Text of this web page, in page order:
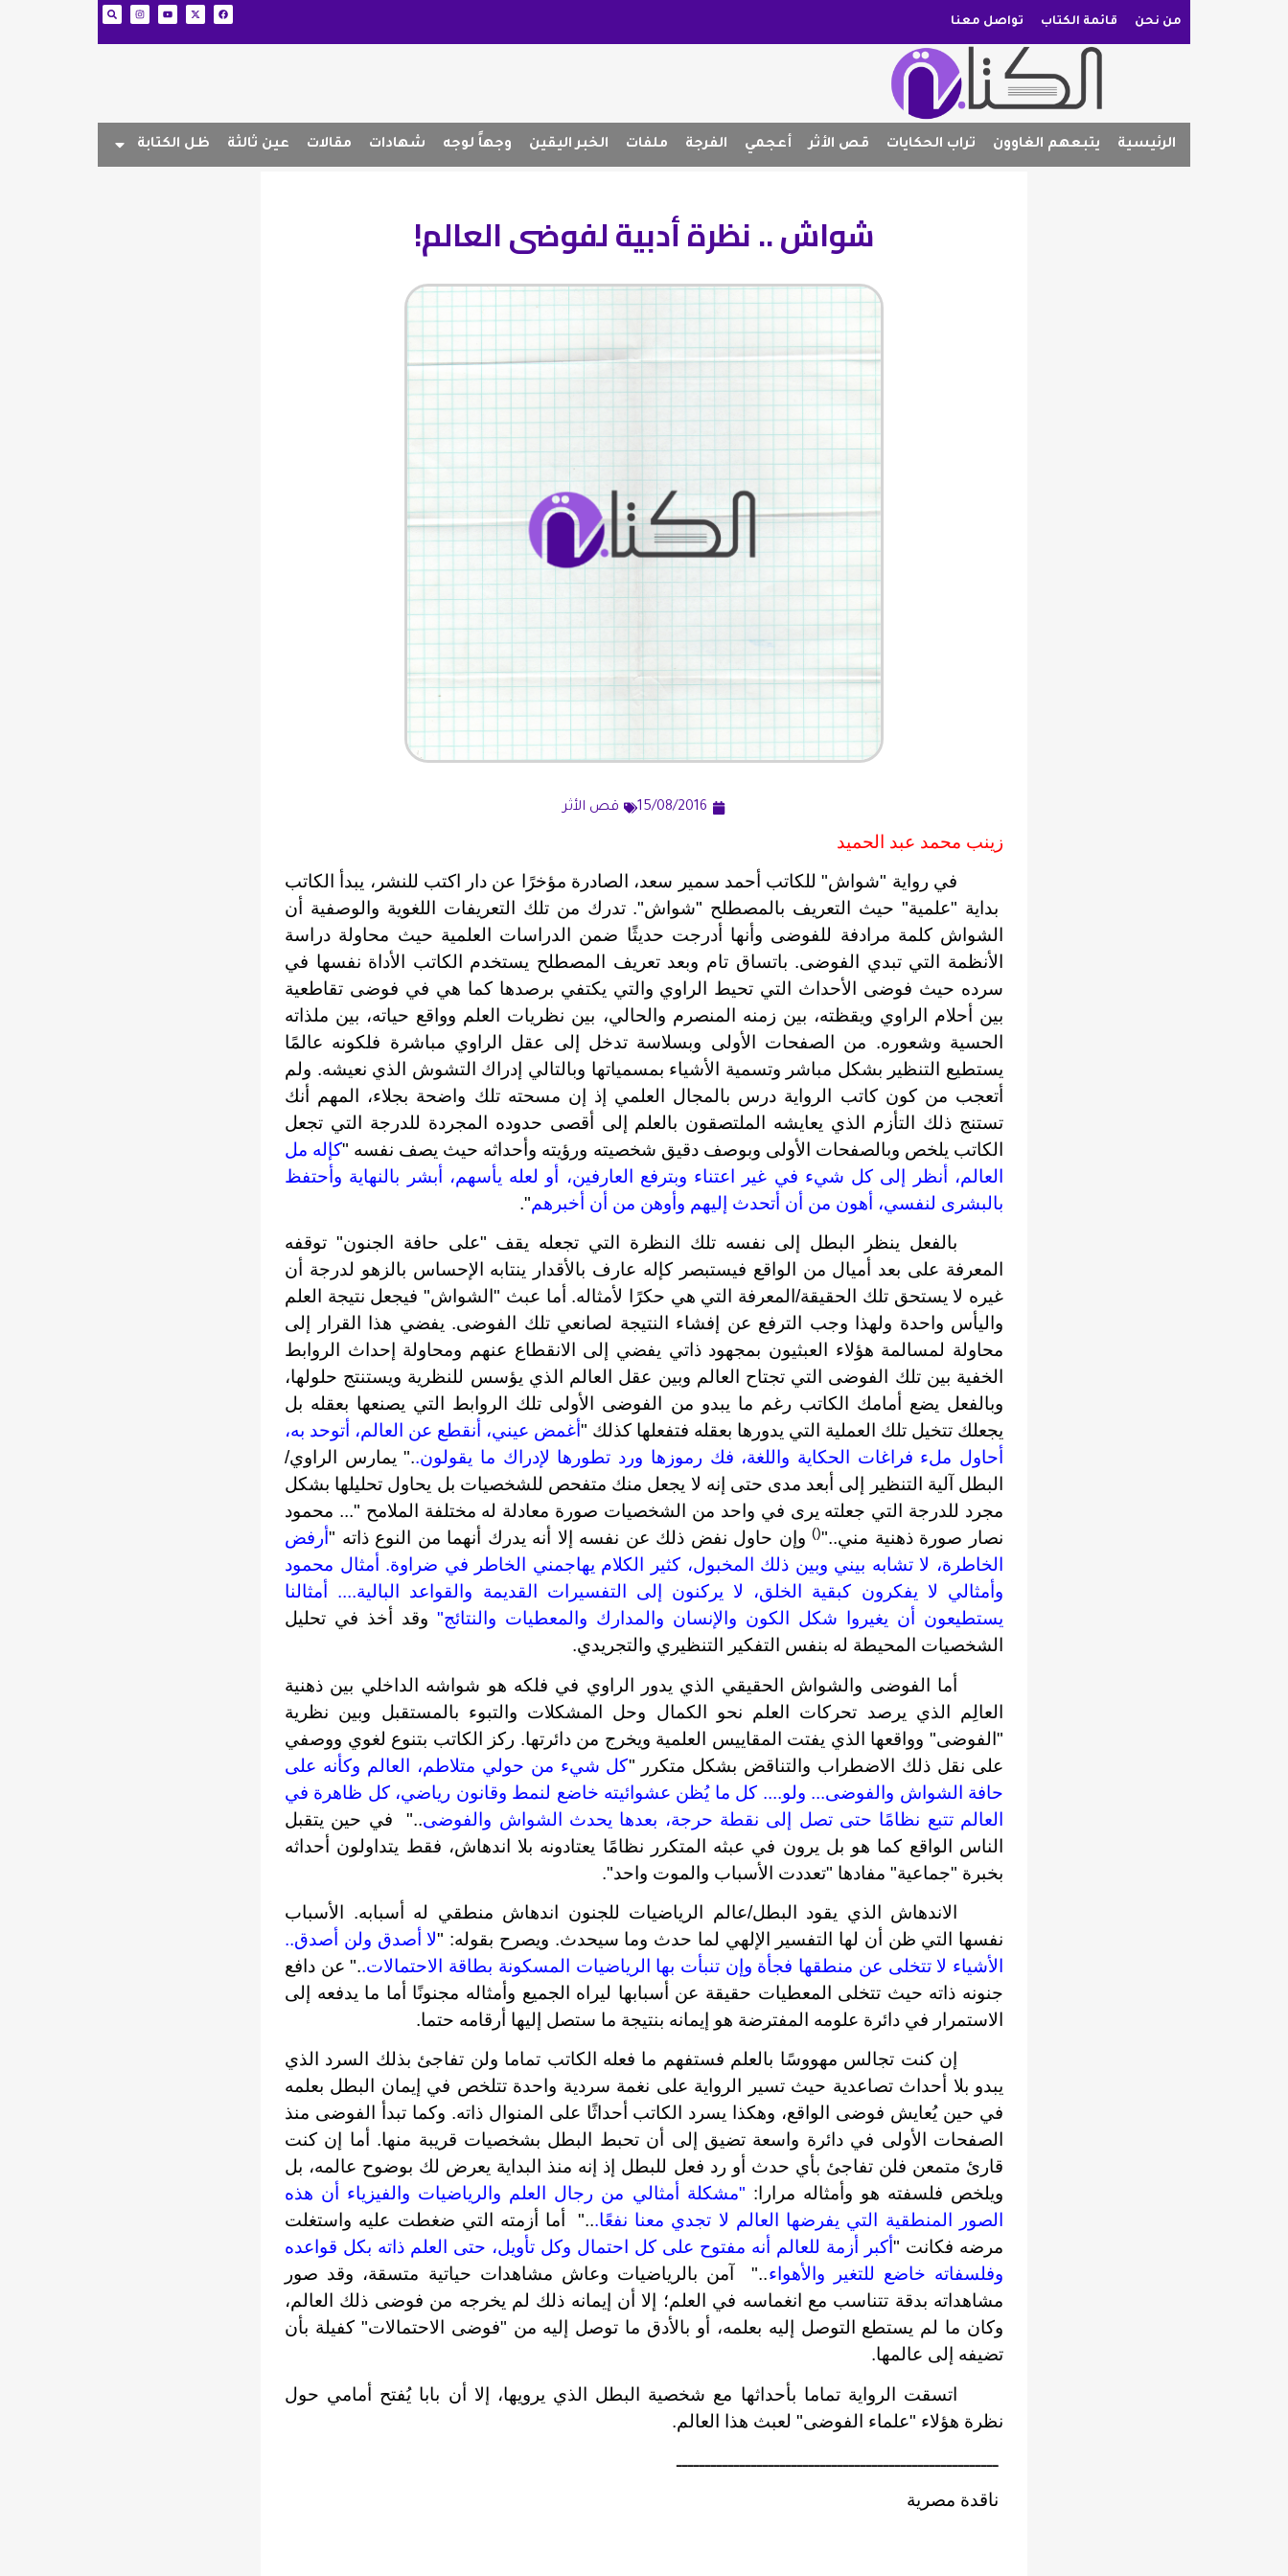
من نحن قائمة الكتاب تواصل معنا
الرئيسية يتبعهم الغاوون تراب الحكايات قص الأثر أعجمي الفرجة ملفات الخبر اليقين وجهاً لوجه شهادات مقالات عين ثالثة ظل الكتابة
شواش .. نظرة أدبية لفوضى العالم!
15/08/2016 قص الأثر
زينب محمد عبد الحميد
في رواية "شواش" للكاتب أحمد سمير سعد، الصادرة مؤخرًا عن دار اكتب للنشر، يبدأ الكاتب
بداية "علمية" حيث التعريف بالمصطلح "شواش". تدرك من تلك التعريفات اللغوية والوصفية أن
الشواش كلمة مرادفة للفوضى وأنها أدرجت حديثًا ضمن الدراسات العلمية حيث محاولة دراسة
الأنظمة التي تبدي الفوضى. باتساق تام وبعد تعريف المصطلح يستخدم الكاتب الأداة نفسها في
سرده حيث فوضى الأحداث التي تحيط الراوي والتي يكتفي برصدها كما هي في فوضى تقاطعية
بين أحلام الراوي ويقظته، بين زمنه المنصرم والحالي، بين نظريات العلم وواقع حياته، بين ملذاته
الحسية وشعوره. من الصفحات الأولى وبسلاسة تدخل إلى عقل الراوي مباشرة فلكونه عالمًا
يستطيع التنظير بشكل مباشر وتسمية الأشياء بمسمياتها وبالتالي إدراك التشوش الذي نعيشه. ولم
أتعجب من كون كاتب الرواية درس بالمجال العلمي إذ إن مسحته تلك واضحة بجلاء، المهم أنك
تستنج ذلك التأزم الذي يعايشه الملتصقون بالعلم إلى أقصى حدوده المجردة للدرجة التي تجعل
الكاتب يلخص وبالصفحات الأولى وبوصف دقيق شخصيته ورؤيته وأحداثه حيث يصف نفسه "كإله مل
العالم، أنظر إلى كل شيء في غير اعتناء وبترفع العارفين، أو لعله يأسهم، أبشر بالنهاية وأحتفظ
بالبشرى لنفسي، أهون من أن أتحدث إليهم وأوهن من أن أخبرهم".
بالفعل ينظر البطل إلى نفسه تلك النظرة التي تجعله يقف "على حافة الجنون" توقفه
المعرفة على بعد أميال من الواقع فيستبصر كإله عارف بالأقدار ينتابه الإحساس بالزهو لدرجة أن
غيره لا يستحق تلك الحقيقة/المعرفة التي هي حكرًا لأمثاله. أما عبث "الشواش" فيجعل نتيجة العلم
واليأس واحدة ولهذا وجب الترفع عن إفشاء النتيجة لصانعي تلك الفوضى. يفضي هذا القرار إلى
محاولة لمسالمة هؤلاء العبثيون بمجهود ذاتي يفضي إلى الانقطاع عنهم ومحاولة إحداث الروابط
الخفية بين تلك الفوضى التي تجتاح العالم وبين عقل العالم الذي يؤسس للنظرية ويستنتج حلولها،
وبالفعل يضع أمامك الكاتب رغم ما يبدو من الفوضى الأولى تلك الروابط التي يصنعها بعقله بل
يجعلك تتخيل تلك العملية التي يدورها بعقله فتفعلها كذلك " أغمض عيني، أنقطع عن العالم، أتوحد به،
أحاول ملء فراغات الحكاية واللغة، فك رموزها ورد تطورها لإدراك ما يقولون.." يمارس الراوي/
البطل آلية التنظير إلى أبعد مدى حتى إنه لا يجعل منك متفحص للشخصيات بل يحاول تحليلها بشكل
مجرد للدرجة التي جعلته يرى في واحد من الشخصيات صورة معادلة له مختلفة الملامح "... محمود
نصار صورة ذهنية مني.."()وإن حاول نفض ذلك عن نفسه إلا أنه يدرك أنهما من النوع ذاته " أرفض
الخاطرة، لا تشابه بيني وبين ذلك المخبول، كثير الكلام يهاجمني الخاطر في ضراوة. أمثال محمود
وأمثالي لا يفكرون كبقية الخلق، لا يركنون إلى التفسيرات القديمة والقواعد البالية.... أمثالنا
يستطيعون أن يغيروا شكل الكون والإنسان والمدارك والمعطيات والنتائج" وقد أخذ في تحليل
الشخصيات المحيطة له بنفس التفكير التنظيري والتجريدي.
أما الفوضى والشواش الحقيقي الذي يدور الراوي في فلكه هو شواشه الداخلي بين ذهنية
العالِم الذي يرصد تحركات العلم نحو الكمال وحل المشكلات والتبوء بالمستقبل وبين نظرية
"الفوضى" وواقعها الذي يفتت المقاييس العلمية ويخرج من دائرتها. ركز الكاتب بتنوع لغوي ووصفي
على نقل ذلك الاضطراب والتناقض بشكل متكرر "كل شيء من حولي متلاطم، العالم وكأنه على
حافة الشواش والفوضى... ولو.... كل ما يُظن عشوائيته خاضع لنمط وقانون رياضي، كل ظاهرة في
العالم تتبع نظامًا حتى تصل إلى نقطة حرجة، بعدها يحدث الشواش والفوضى.." في حين يتقبل
الناس الواقع كما هو بل يرون في عبثه المتكرر نظامًا يعتادونه بلا اندهاش، فقط يتداولون أحداثه
بخبرة "جماعية" مفادها "تعددت الأسباب والموت واحد".
الاندهاش الذي يقود البطل/عالم الرياضيات للجنون اندهاش منطقي له أسبابه. الأسباب
نفسها التي ظن أن لها التفسير الإلهي لما حدث وما سيحدث. ويصرح بقوله: "لا أصدق ولن أصدق..
الأشياء لا تتخلى عن منطقها فجأة وإن تنبأت بها الرياضيات المسكونة بطاقة الاحتمالات.." عن دافع
جنونه ذاته حيث تتخلى المعطيات حقيقة عن أسبابها ليراه الجميع وأمثاله مجنونًا أما ما يدفعه إلى
الاستمرار في دائرة علومه المفترضة هو إيمانه بنتيجة ما ستصل إليها أرقامه حتما.
إن كنت تجالس مهووسًا بالعلم فستفهم ما فعله الكاتب تماما ولن تفاجئ بذلك السرد الذي
يبدو بلا أحداث تصاعدية حيث تسير الرواية على نغمة سردية واحدة تتلخص في إيمان البطل بعلمه
في حين يُعايش فوضى الواقع، وهكذا يسرد الكاتب أحداثًا على المنوال ذاته. وكما تبدأ الفوضى منذ
الصفحات الأولى في دائرة واسعة تضيق إلى أن تحبط البطل بشخصيات قريبة منها. أما إن كنت
قارئ متمعن فلن تفاجئ بأي حدث أو رد فعل للبطل إذ إنه منذ البداية يعرض لك بوضوح عالمه، بل
ويلخص فلسفته هو وأمثاله مرارا: "مشكلة أمثالي من رجال العلم والرياضيات والفيزياء أن هذه
الصور المنطقية التي يفرضها العالم لا تجدي معنا نفعًا..."
أما أزمته التي ضغطت عليه واستغلت
مرضه فكانت " أكبر أزمة للعالم أنه مفتوح على كل احتمال وكل تأويل، حتى العلم ذاته بكل قواعده
وفلسفاته خاضع للتغير والأهواء.." آمن بالرياضيات وعاش مشاهدات حياتية متسقة، وقد صور
مشاهداته بدقة تتناسب مع انغماسه في العلم؛ إلا أن إيمانه ذلك لم يخرجه من فوضى ذلك العالم،
وكان ما لم يستطع التوصل إليه بعلمه، أو بالأدق ما توصل إليه من "فوضى الاحتمالات" كفيلة بأن
تضيفه إلى عالمها.
اتسقت الرواية تماما بأحداثها مع شخصية البطل الذي يرويها، إلا أن بابا يُفتح أمامي حول
نظرة هؤلاء "علماء الفوضى" لعبث هذا العالم.
ــــــــــــــــــــــــــــــــــــــــــــــــــــــــ
ناقدة مصرية